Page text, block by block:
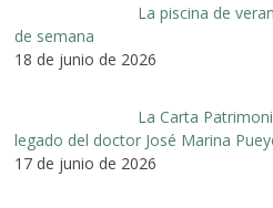
La piscina de
de semana
18 de junio de 2026
La Carta
legado del doctor José Marina
17 de junio de 2026